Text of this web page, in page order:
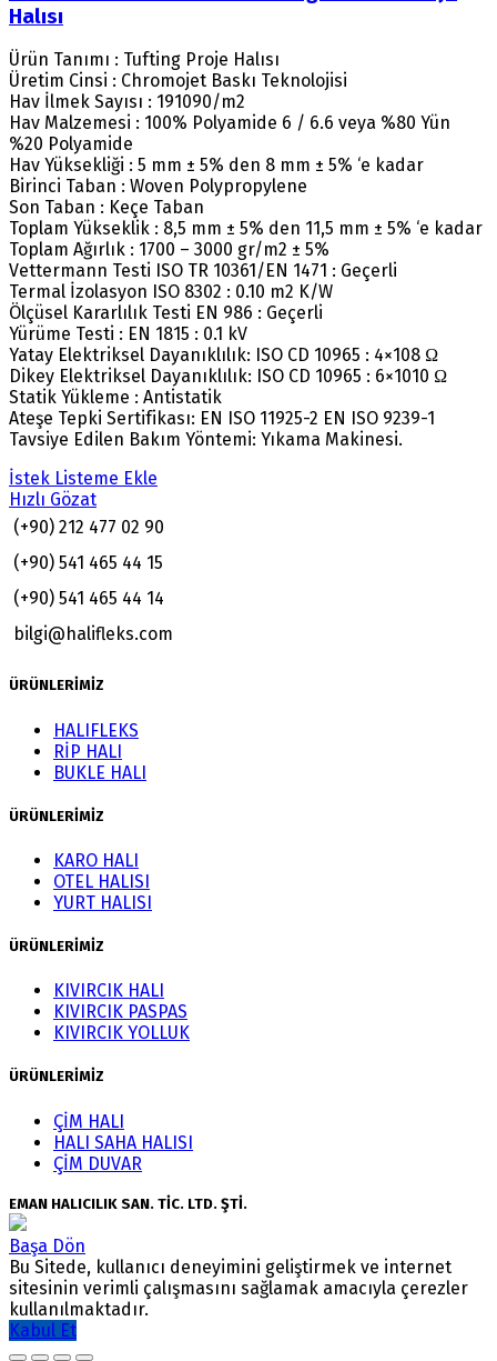
Halısı
Ürün Tanımı : Tufting Proje Halısı
Üretim Cinsi : Chromojet Baskı Teknolojisi
Hav İlmek Sayısı : 191090/m2
Hav Malzemesi : 100% Polyamide 6 / 6.6 veya %80 Yün
%20 Polyamide
Hav Yüksekliği : 5 mm ± 5% den 8 mm ± 5% ‘e kadar
Birinci Taban : Woven Polypropylene
Son Taban : Keçe Taban
Toplam Yükseklik : 8,5 mm ± 5% den 11,5 mm ± 5% ‘e kadar
Toplam Ağırlık : 1700 – 3000 gr/m2 ± 5%
Vettermann Testi ISO TR 10361/EN 1471 : Geçerli
Termal İzolasyon ISO 8302 : 0.10 m2 K/W
Ölçüsel Kararlılık Testi EN 986 : Geçerli
Yürüme Testi : EN 1815 : 0.1 kV
Yatay Elektriksel Dayanıklılık: ISO CD 10965 : 4×108 Ω
Dikey Elektriksel Dayanıklılık: ISO CD 10965 : 6×1010 Ω
Statik Yükleme : Antistatik
Ateşe Tepki Sertifikası: EN ISO 11925-2 EN ISO 9239-1
Tavsiye Edilen Bakım Yöntemi: Yıkama Makinesi.
İstek Listeme Ekle
Hızlı Gözat
(+90) 212 477 02 90
(+90) 541 465 44 15
(+90) 541 465 44 14
bilgi@halifleks.com
ÜRÜNLERİMİZ
HALIFLEKS
RİP HALI
BUKLE HALI
ÜRÜNLERİMİZ
KARO HALI
OTEL HALISI
YURT HALISI
ÜRÜNLERİMİZ
KIVIRCIK HALI
KIVIRCIK PASPAS
KIVIRCIK YOLLUK
ÜRÜNLERİMİZ
ÇİM HALI
HALI SAHA HALISI
ÇİM DUVAR
EMAN HALICILIK SAN. TİC. LTD. ŞTİ.
Başa Dön
Bu Sitede, kullanıcı deneyimini geliştirmek ve internet
sitesinin verimli çalışmasını sağlamak amacıyla çerezler
kullanılmaktadır.
Kabul Et